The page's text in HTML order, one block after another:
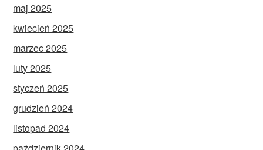
maj 2025
kwiecień 2025
marzec 2025
luty 2025
styczeń 2025
grudzień 2024
listopad 2024